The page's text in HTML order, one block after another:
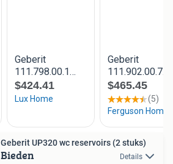
Geberit UP320 wc reservoirs (2 stuks)
Bieden Details